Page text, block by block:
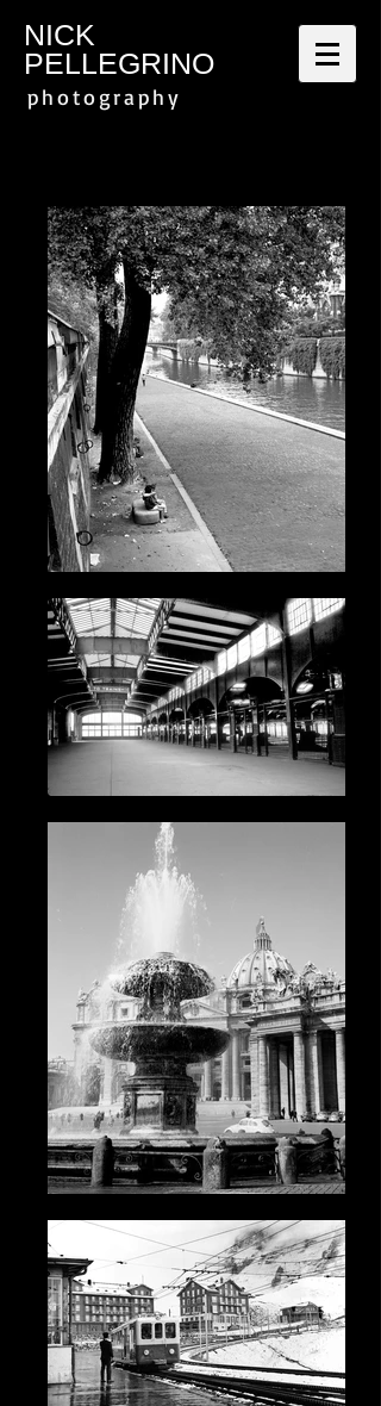
NICK
PELLEGRINO
p h o t o g r a p h y